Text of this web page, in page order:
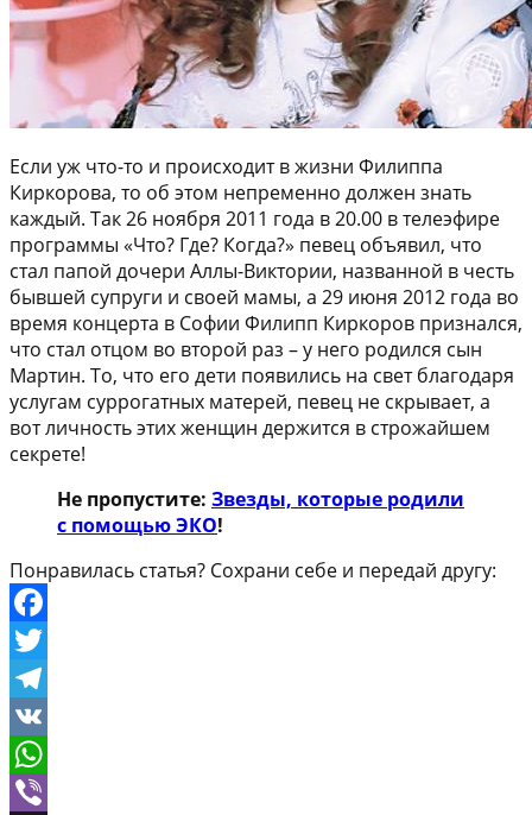
Если уж что-то и происходит в жизни Филиппа
Киркорова, то об этом непременно должен знать
каждый. Так 26 ноября 2011 года в 20.00 в телеэфире
программы «Что? Где? Когда?» певец объявил, что
стал папой дочери Аллы-Виктории, названной в честь
бывшей супруги и своей мамы, а 29 июня 2012 года во
время концерта в Софии Филипп Киркоров признался,
что стал отцом во второй раз – у него родился сын
Мартин. То, что его дети появились на свет благодаря
услугам суррогатных матерей, певец не скрывает, а
вот личность этих женщин держится в строжайшем
секрете!
Не пропустите: Звезды, которые родили
с помощью ЭКО!
Понравилась статья? Сохрани себе и передай другу:
Facebook
Twitter
Telegram
VK
WhatsApp